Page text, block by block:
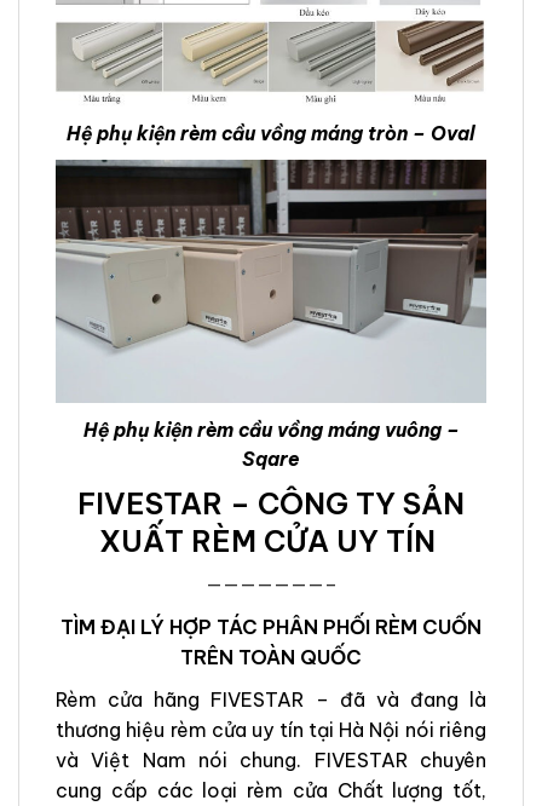
Hệ phụ kiện rèm cầu vồng máng tròn – Oval
Hệ phụ kiện rèm cầu vồng máng vuông –
Sqare
FIVESTAR – CÔNG TY SẢN
XUẤT RÈM CỬA UY TÍN
———————–
TÌM ĐẠI LÝ HỢP TÁC PHÂN PHỐI RÈM CUỐN
TRÊN TOÀN QUỐC
Rèm cửa hãng FIVESTAR – đã và đang là
thương hiệu rèm cửa uy tín tại Hà Nội nói riêng
và Việt Nam nói chung. FIVESTAR chuyên
cung cấp các loại rèm cửa Chất lượng tốt,